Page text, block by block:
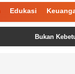
Edukasi
Bukan Kebetulan,